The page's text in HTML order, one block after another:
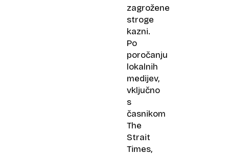
zagrožene
stroge
kazni.
Po
poročanju
lokalnih
medijev,
vključno
s
časnikom
The
Strait
Times,